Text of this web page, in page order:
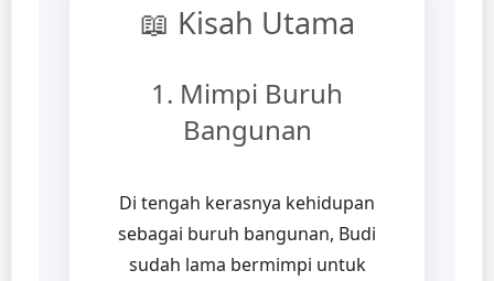
📖 Kisah Utama
1. Mimpi Buruh
Bangunan
Di tengah kerasnya kehidupan
sebagai buruh bangunan, Budi
sudah lama bermimpi untuk